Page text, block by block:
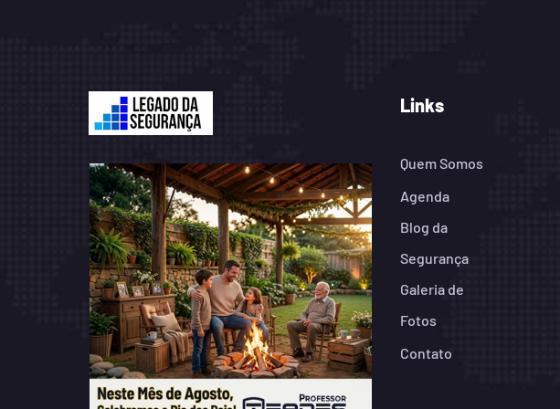
Links
Quem Somos
Agenda
Blog da
Segurança
Galeria de
Fotos
Contato